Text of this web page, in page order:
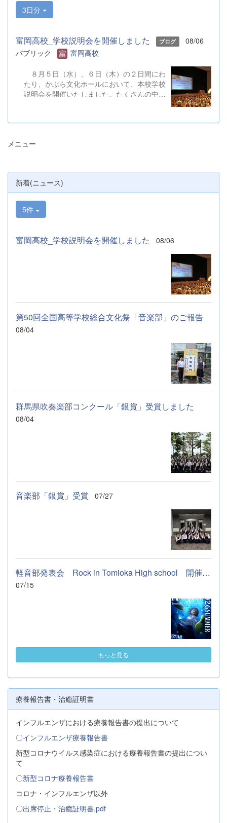
3日分
富岡高校_学校説明会を開催しました ブログ
08/06
パブリック
富岡高校
８月５日（水）、６日（木）の２日間にわ
たり、かぶら文化ホールにおいて、本校学校
説明会を開催いたしました。たくさんの中学
した。 また、各日およそ80名のボランテ
明、探究発表などの運営に携わりました。生
なお、本校は今年度、群馬県教育委員会か
らSAH+ Leading Schoolに認定されていま
す。富岡高校は、これからも「自ら考え、判
断し、行動できる生徒の育成」に取り組んで
まいります。
メニュー
新着(ニュース)
5件
富岡高校_学校説明会を開催しました 08/06
第50回全国高等学校総合文化祭「音楽部」のご報告
08/04
群馬県吹奏楽部コンクール「銀賞」受賞しました
08/04
音楽部「銀賞」受賞 07/27
軽音部発表会 Rock in Tomioka High school 開催します
07/15
もっと見る
療養報告書・治癒証明書
インフルエンザにおける療養報告書の提出について
〇インフルエンザ療養報告書
新型コロナウイルス感染症における療養報告書の提出につい
て
〇新型コロナ療養報告書
コロナ・インフルエンザ以外
〇出席停止・治癒証明書.pdf